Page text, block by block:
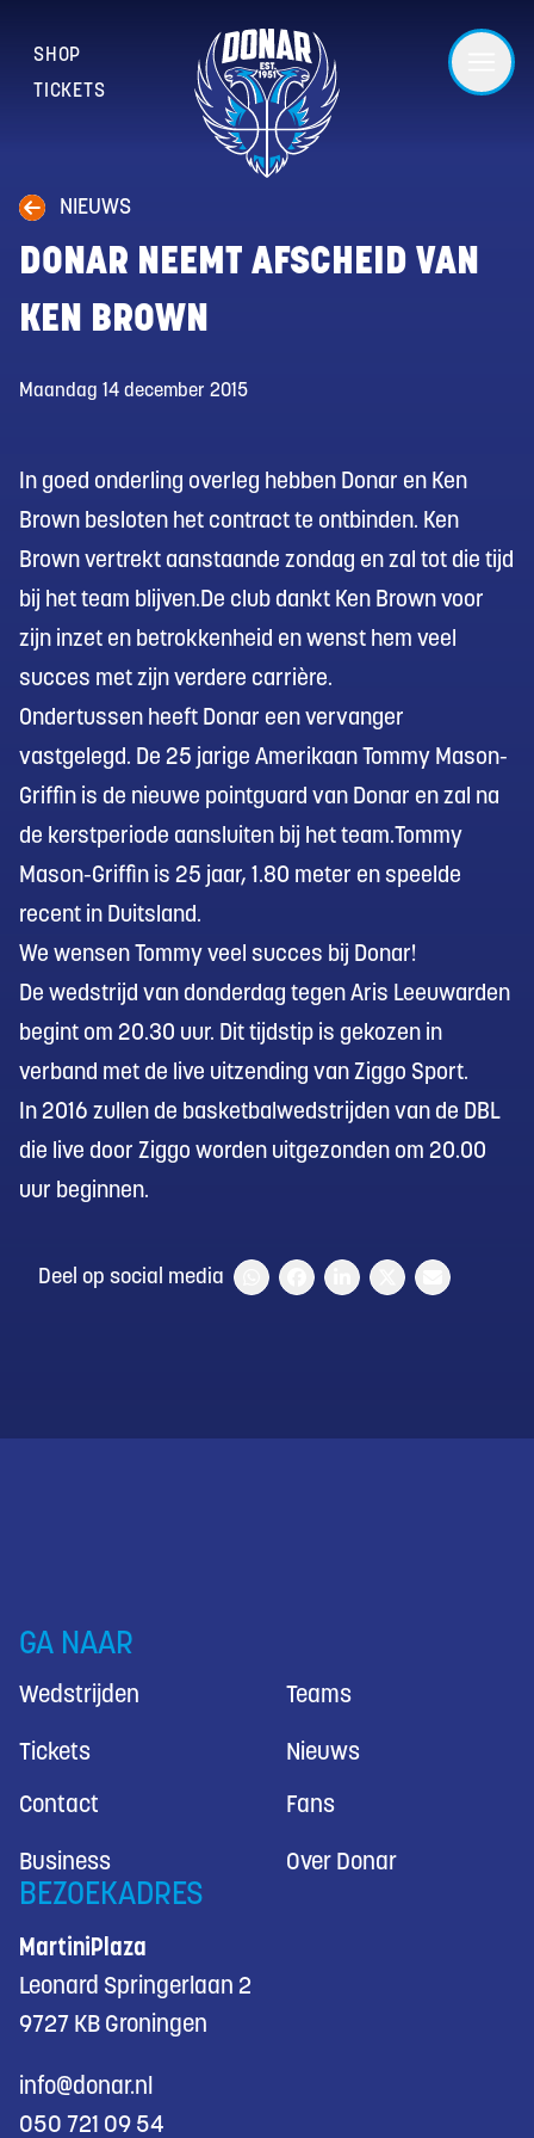
SHOP
TICKETS
NIEUWS
DONAR NEEMT AFSCHEID VAN
KEN BROWN
Maandag 14 december 2015
In goed onderling overleg hebben Donar en Ken
Brown besloten het contract te ontbinden. Ken
Brown vertrekt aanstaande zondag en zal tot die tijd
bij het team blijven.De club dankt Ken Brown voor
zijn inzet en betrokkenheid en wenst hem veel
succes met zijn verdere carrière.
Ondertussen heeft Donar een vervanger
vastgelegd. De 25 jarige Amerikaan Tommy Mason-
Griffin is de nieuwe pointguard van Donar en zal na
de kerstperiode aansluiten bij het team.Tommy
Mason-Griffin is 25 jaar, 1.80 meter en speelde
recent in Duitsland.
We wensen Tommy veel succes bij Donar!
De wedstrijd van donderdag tegen Aris Leeuwarden
begint om 20.30 uur. Dit tijdstip is gekozen in
verband met de live uitzending van Ziggo Sport.
In 2016 zullen de basketbalwedstrijden van de DBL
die live door Ziggo worden uitgezonden om 20.00
uur beginnen.
Deel op social media
GA NAAR
Wedstrijden Teams
Tickets Nieuws
Contact Fans
Business Over Donar
BEZOEKADRES
MartiniPlaza
Leonard Springerlaan 2
9727 KB Groningen
info@donar.nl
050 721 09 54